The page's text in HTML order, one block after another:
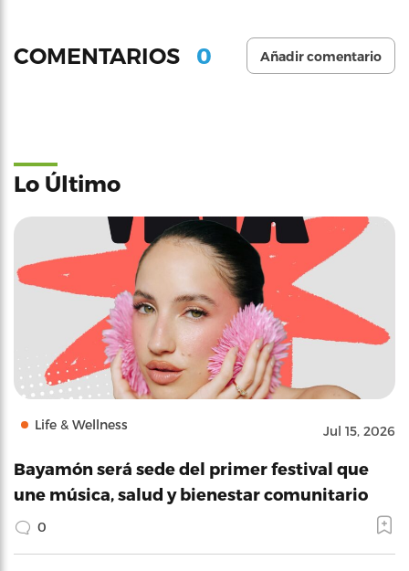
COMENTARIOS 0 Añadir comentario
Lo Último
Life & Wellness Jul 15, 2026
Bayamón será sede del primer festival que
une música, salud y bienestar comunitario
0